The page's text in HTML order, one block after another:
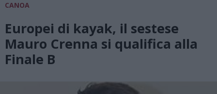
CANOA
Europei di kayak, il sestese
Mauro Crenna si qualifica alla
Finale B